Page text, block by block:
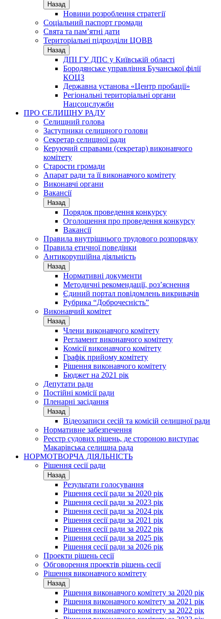
Назад
Новини розроблення стратегії
Соціальний паспорт громади
Свята та пам’ятні дати
Територіальні підрозділи ЦОВВ
Назад
ДПІ ГУ ДПС у Київській області
Бородянське управління Бучанської філії
КОЦЗ
Державна установа «Центр пробації»
Регіональні територіальні органи
Нацсоцслужби
ПРО СЕЛИЩНУ РАДУ
Селищний голова
Заступники селищного голови
Секретар селищної ради
Керуючий справами (секретар) виконавчого
комітету
Старости громади
Апарат ради та її виконавчого комітету
Виконавчі органи
Вакансії
Назад
Порядок проведення конкурсу
Оголошення про проведення конкурсу
Вакансії
Правила внутрішнього трудового розпорядку
Правила етичної поведінки
Антикорупційна діяльність
Назад
Нормативні документи
Методичні рекомендації, роз’яснення
Єдиний портал повідомлень викривачів
Рубрика “Доброчесність”
Виконавчий комітет
Назад
Члени виконавчого комітету
Регламент виконавчого комітету
Комісії виконавчого комітету
Графік прийому комітету
Рішення виконавчого комітету
Бюджет на 2021 рік
Депутати ради
Постійні комісії ради
Пленарні засідання
Назад
Відеозаписи сесій та комісій селищної ради
Нормативне забезпечення
Реєстр судових рішень, де стороною виступає
Макарівська селищна рада
НОРМОТВОРЧА ДІЯЛЬНІСТЬ
Рішення сесії ради
Назад
Результати голосування
Рішення сесії ради за 2020 рік
Рішення сесії ради за 2023 рік
Рішення сесії ради за 2024 рік
Рішення сесії ради за 2021 рік
Рішення сесії ради за 2022 рік
Рішення сесії ради за 2025 рік
Рішення сесії ради за 2026 рік
Проекти рішень сесії
Обговорення проектів рішень сесії
Рішення виконавчого комітету
Назад
Рішення виконавчого комітету за 2020 рік
Рішення виконавчого комітету за 2021 рік
Рішення виконавчого комітету за 2022 рік